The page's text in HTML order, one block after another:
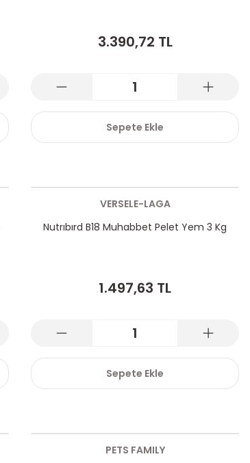
3.390,72 TL
Sepete Ekle
VERSELE-LAGA
Nutrıbırd B18 Muhabbet Pelet Yem 3 Kg
1.497,63 TL
Sepete Ekle
PETS FAMILY